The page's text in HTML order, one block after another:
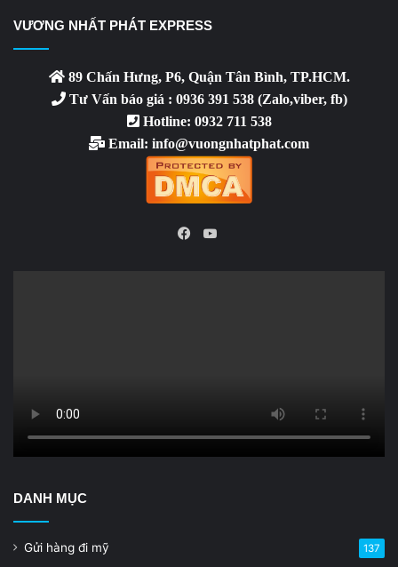
VƯƠNG NHẤT PHÁT EXPRESS
89 Chấn Hưng, P6, Quận Tân Bình, TP.HCM.
Tư Vấn báo giá : 0936 391 538 (Zalo,viber, fb)
Hotline: 0932 711 538
Email: info@vuongnhatphat.com
YouTube
DANH MỤC
Gửi hàng đi mỹ 137